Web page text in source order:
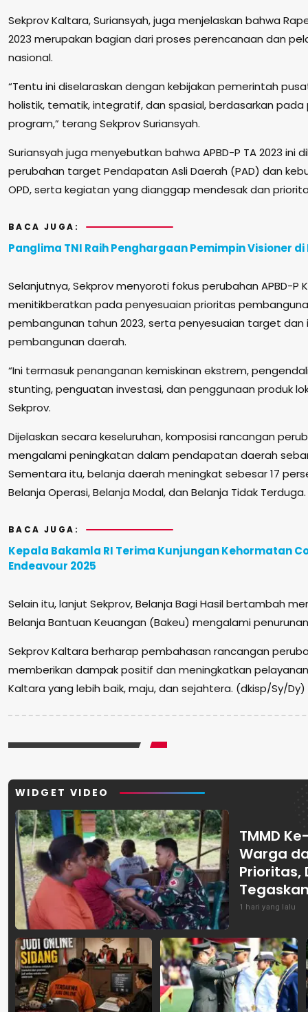
Sekprov Kaltara, Suriansyah, juga menjelaskan bahwa
2023 merupakan bagian dari proses perencanaan dan
nasional.
“Tentu ini diselaraskan dengan kebijakan pemerintah
holistik, tematik, integratif, dan spasial, berdasarkan pada
program,” terang Sekprov Suriansyah.
Suriansyah juga menyebutkan bahwa APBD-P TA 2023 ini
perubahan target Pendapatan Asli Daerah (PAD) dan
OPD, serta kegiatan yang dianggap mendesak dan
BACA JUGA:
Panglima TNI Raih Penghargaan Pemimpin Visioner
Selanjutnya, Sekprov menyoroti fokus perubahan APBD-P
menitikberatkan pada penyesuaian prioritas
pembangunan tahun 2023, serta penyesuaian target dan
pembangunan daerah.
“Ini termasuk penanganan kemiskinan ekstrem,
stunting, penguatan investasi, dan penggunaan produk
Sekprov.
Dijelaskan secara keseluruhan, komposisi rancangan
mengalami peningkatan dalam pendapatan daerah
Sementara itu, belanja daerah meningkat sebesar 17
Belanja Operasi, Belanja Modal, dan Belanja Tidak Terduga.
BACA JUGA:
Kepala Bakamla RI Terima Kunjungan Kehormatan
Endeavour 2025
Selain itu, lanjut Sekprov, Belanja Bagi Hasil bertambah
Belanja Bantuan Keuangan (Bakeu) mengalami
Sekprov Kaltara berharap pembahasan rancangan
memberikan dampak positif dan meningkatkan
Kaltara yang lebih baik, maju, dan sejahtera. (dkisp/Sy/Dy)
WIDGET VIDEO
TMMD
Warga
Prioritas,
1 hari yang lalu